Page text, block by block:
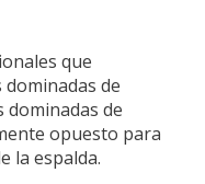
que
de
dominadas de
opuesto para
la espalda.